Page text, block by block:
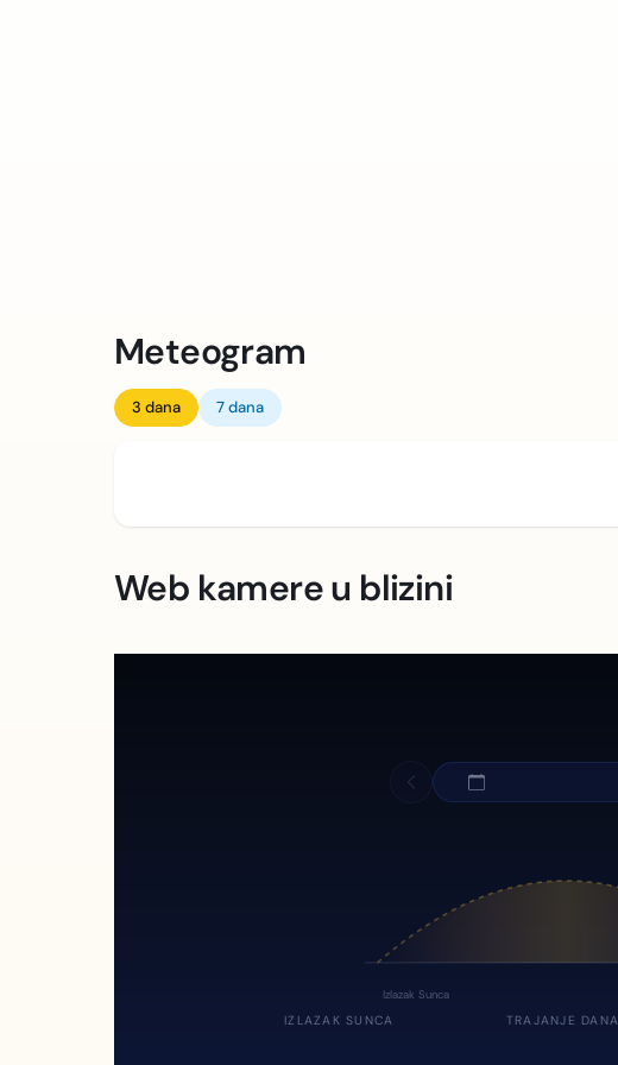
Meteogram
3 dana 7 dana
Web kamere u blizini
Izlazak Sunca
IZLAZAK SUNCA TRAJANJE DANA